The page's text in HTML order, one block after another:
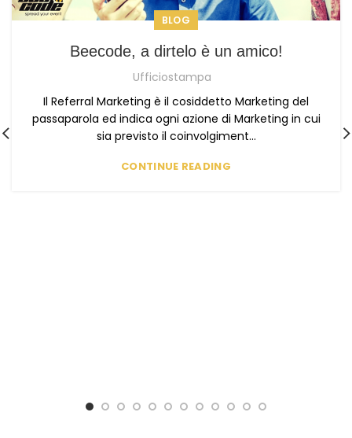
BLOG
Beecode, a dirtelo è un amico!
Ufficiostampa
Il Referral Marketing è il cosiddetto Marketing del
passaparola ed indica ogni azione di Marketing in cui
sia previsto il coinvolgiment...
CONTINUE READING